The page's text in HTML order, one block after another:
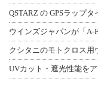
QSTARZ の GPSラップ
ウインズジャパンが「A-